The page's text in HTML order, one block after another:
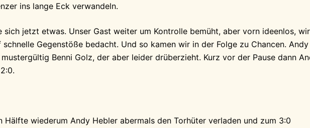
ins lange Eck verwandeln.
sich jetzt etwas. Unser Gast weiter um Kontrolle bemüht, aber vorn ideenlos, wir
Gegenstöße bedacht. Und so kamen wir in der Folge zu Chancen. Andy
Benni Golz, der aber leider drüberzieht. Kurz vor der Pause dann
Hälfte wiederum Andy Hebler abermals den Torhüter verladen und zum 3:0